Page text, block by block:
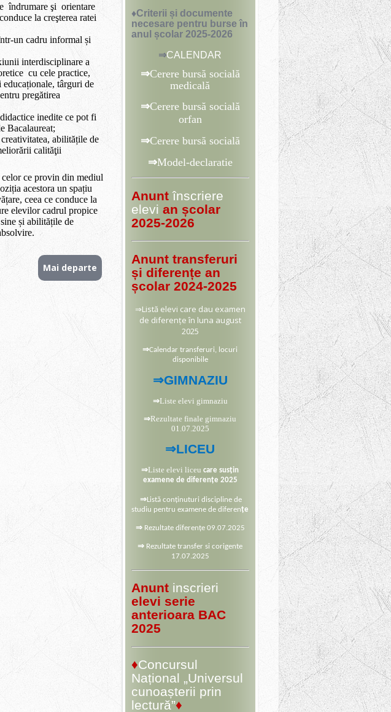
îndrumare şi orientare
la creşterea ratei
un cadru informal și
interdisciplinare a
cu cele practice,
târguri de
pregătirea
inedite ce pot fi
Bacalaureat;
abilitățile de
calităţii
ce provin din mediul
acestora un spațiu
ceea ce conduce la
elevilor cadrul propice
și abilitățile de
Mai departe
♦Criterii și documente
necesare pentru burseîn
anul școlar 2025-2026
⇒CALENDAR
⇒Cerere bursă socială
medicală
⇒Cerere bursă socială
orfan
⇒Cerere bursă socială
⇒Model-declaratie
Anunt înscriere
elevi an școlar
2025-2026
Anunt transferuri
și diferențe an
școlar 2024-2025
⇒Listă elevi care dau examen
de diferențe în luna august
2025
⇒Calendar transferuri, locuri
disponibile
⇒GIMNAZIU
⇒Liste elevi gimnaziu
⇒Rezultate finale gimnaziu
01.07.2025
⇒LICEU
⇒Liste elevi liceu care susțin
examene de diferențe 2025
⇒Listă conținuturi discipline de
studiu pentru examene de diferențe
⇒ Rezultate diferențe 09.07.2025
⇒ Rezultate transfer si corigente
17.07.2025
Anunt inscrieri
elevi serie
anterioara BAC
2025
♦Concursul
Național „Universul
cunoașterii prin
lectură”♦